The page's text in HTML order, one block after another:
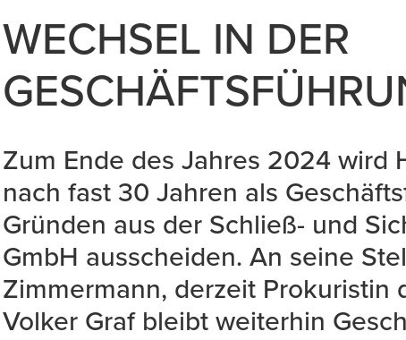
WECHSEL IN DER
Zum Ende des Jahres 2024 wird
nach fast 30 Jahren als
Gründen aus der Schließ- und
GmbH ausscheiden. An seine
Zimmermann, derzeit Prokuristin
Volker Graf bleibt weiterhin